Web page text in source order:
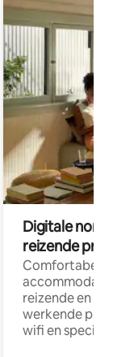
Digitale
reizende
Comfortabele
reizende en
werkende
wifi en